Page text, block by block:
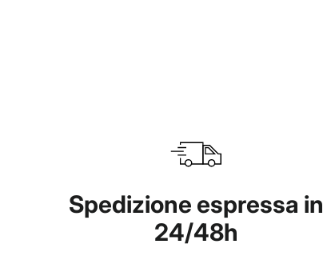
Spedizione espressa in
24/48h